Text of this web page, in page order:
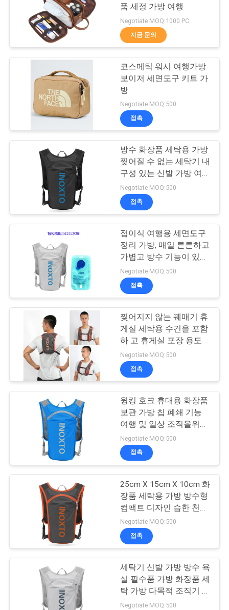
여
관
이
PRIVACY
POLICY
운반하는 에바 건
돈 잠금 가방
지퍼 은행 가방
134
화장품 세정 가방
23
부직포 쇼핑 가방
방수 배낭 가방
품 세정 가방 여행
Negotiate MOQ:1000 PC
지금 문의
코스메틱 워시 여행가방
보이저 세면도구 키트 가
방
Negotiate MOQ:500
접촉
방수 화장품 세탁용 가방
찢어질 수 없는 세탁기 내
구성 있는 신발 가방 여행
용 및 일상용
Negotiate MOQ:500
접촉
접이식 여행용 세면도구
정리 가방, 매일 튼튼하고
가볍고 방수 기능이 있으
며 휴대 가능한 세면도구
및 화장품 보관 솔루션
Negotiate MOQ:500
접촉
찢어지지 않는 꿰매기 휴
게실 세탁용 수건을 포함
하 고 휴게실 포장 용도로
습한 천으로 청소
Negotiate MOQ:500
접촉
윙킹 호크 휴대용 화장품
보관 가방 칩 폐쇄 기능
여행 및 일상 조직을위한
실용적인 디자인
Negotiate MOQ:500
접촉
25cm X 15cm X 10cm 화
장품 세탁용 가방 방수형
컴팩트 디자인 습한 천으
로 청소
Negotiate MOQ:500
접촉
세탁기 신발 가방 방수 욕
실 필수품 가방 화장품 세
탁 가방 다목적 조직기 여
행용
Negotiate MOQ:500